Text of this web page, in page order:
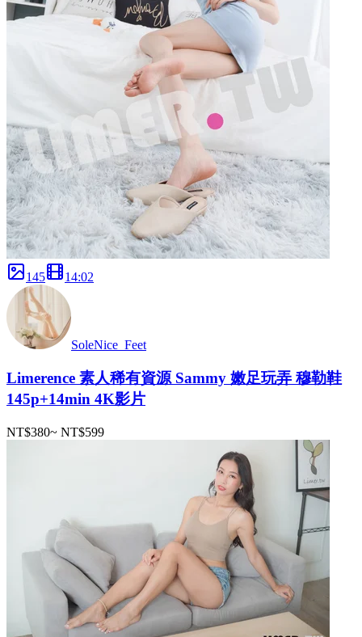
145 14:02
SoleNice_Feet
Limerence 素人稀有資源 Sammy 嫩足玩弄 穆勒鞋
145p+14min 4K影片
NT$380~ NT$599